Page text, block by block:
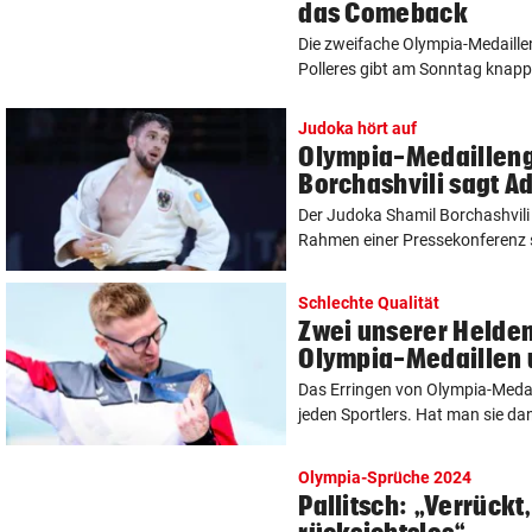
das Comeback
Die zweifache Olympia-
Polleres gibt am Sonntag
Judoka hört auf
Olympia-
Borchashvili sagt
Der Judoka Shamil
Rahmen einer Pressekonferenz
Schlechte Qualität
Zwei unserer
Olympia-Medaillen
Das Erringen von Olympia-
jeden Sportlers. Hat man sie
Olympia-Sprüche 2024
Pallitsch: